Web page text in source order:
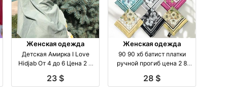
Женская одежда
Детская Амирка I Love
Hidjab От 4 до 6 Цена 2 3
Турция
23 $
Женская одежда
90 90 хб батист платки
ручной прогиб цена 2 8
бренд Made in Kyrgyzstan
28 $